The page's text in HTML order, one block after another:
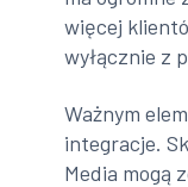
więcej
wyłącznie z
Ważnym
integracje.
Media mogą